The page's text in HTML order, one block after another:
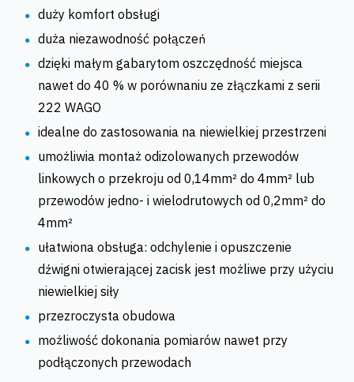
duży komfort obsługi
duża niezawodność połączeń
dzięki małym gabarytom oszczędność miejsca
nawet do 40 % w porównaniu ze złączkami z serii
222 WAGO
idealne do zastosowania na niewielkiej przestrzeni
umożliwia montaż odizolowanych przewodów
linkowych o przekroju od 0,14mm² do 4mm² lub
przewodów jedno- i wielodrutowych od 0,2mm² do
4mm²
ułatwiona obsługa: odchylenie i opuszczenie
dźwigni otwierającej zacisk jest możliwe przy użyciu
niewielkiej siły
przezroczysta obudowa
możliwość dokonania pomiarów nawet przy
podłączonych przewodach